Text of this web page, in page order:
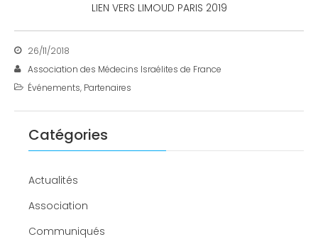
LIEN VERS LIMOUD PARIS 2019
26/11/2018
Association des Médecins Israélites de France
Événements, Partenaires
Catégories
Actualités
Association
Communiqués